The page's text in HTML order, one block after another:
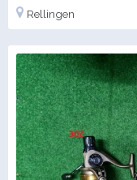
Rellingen